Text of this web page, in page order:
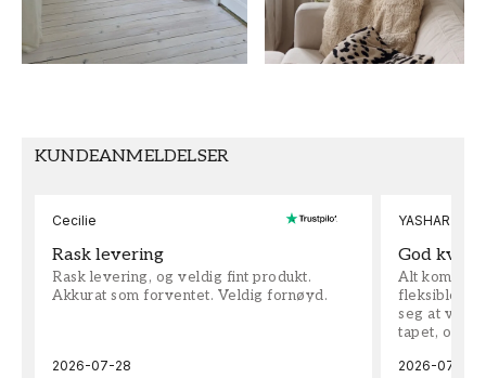
SEKUNDÆRFARGE
Grønn
MØNSTERJUSTERING
Rett
KUNDEANMELDELSER
Cecilie
Rask levering
Rask levering, og veldig fint produkt.
Akkurat som forventet. Veldig fornøyd.
2026-07-28
YASHAR
God
Alt kom
fleksible på
seg at vi
tapet, og
2026-07-04